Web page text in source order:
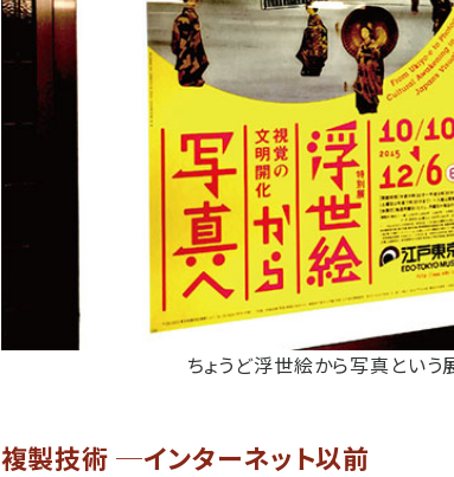
ちょうど浮世絵から写真という
複製技術 ─インターネット以前